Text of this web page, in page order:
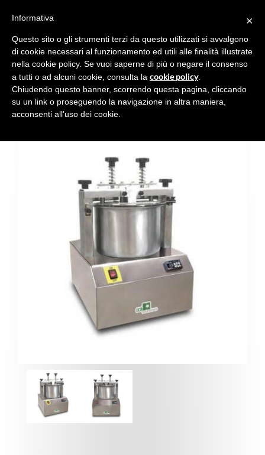
MULLY TOP
×
Informativa
Questo sito o gli strumenti terzi da questo utilizzati si avvalgono
di cookie necessari al funzionamento ed utili alle finalità illustrate
nella cookie policy. Se vuoi saperne di più o negare il consenso
a tutti o ad alcuni cookie, consulta la cookie policy.
Chiudendo questo banner, scorrendo questa pagina, cliccando
su un link o proseguendo la navigazione in altra maniera,
acconsenti all’uso dei cookie.